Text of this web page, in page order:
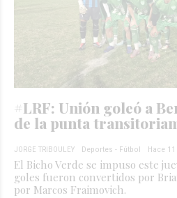
#LRF: Unión goleó a
de la punta
JORGE TRIBOULEY Deportes - Fútbol Hace
El Bicho Verde se impuso este
goles fueron convertidos por
por Marcos Fraimovich.